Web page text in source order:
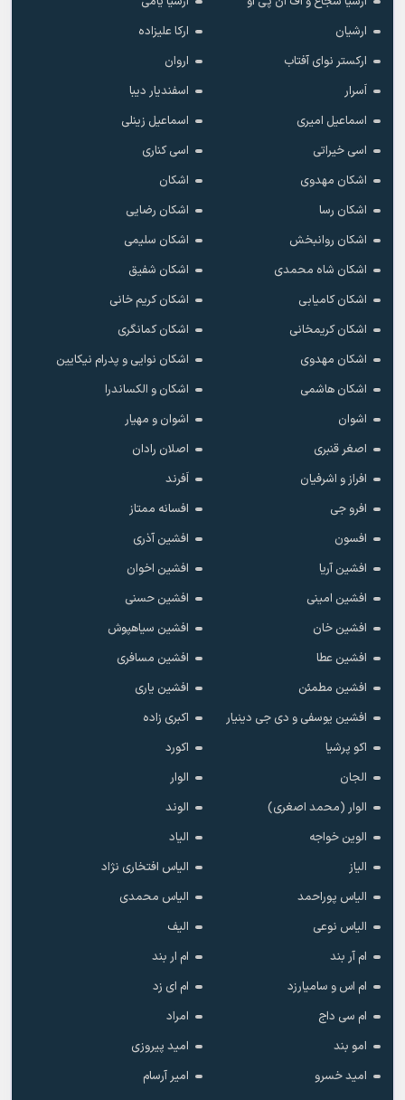
ارشیان
ارکا علیزاده
ارکستر نوای آفتاب
اروان
اَسرار
اسفندیار دیبا
اسماعیل امیری
اسماعیل زینلی
اسی خیراتی
اسی کناری
اشکان مهدوى
اشکان
اشکان رسا
اشکان رضایی
اشکان روانبخش
اشکان سلیمی
اشکان شاه محمدی
اشکان شفیق
اشکان کامیابی
اشکان کریم خانی
اشکان کریمخانی
اشکان کمانگری
اشکان مهدوی
اشکان نوایی و پدرام نیکایین
اشکان هاشمی
اشکان و الکساندرا
اشوان
اشوان و مهیار
اصغر قنبری
اصلان رادان
افراز و اشرفیان
اَفرند
افرو جی
افسانه ممتاز
افسون
افشین آذری
افشین آریا
افشین اخوان
افشین امینی
افشین حسنی
افشین خان
افشین سیاهپوش
افشین عطا
افشین مسافری
افشین مطمئن
افشین یاری
افشین یوسفی و دی جی دینیار
اکبری زاده
اکو پرشیا
اکورد
الجان
الوار
الوار (محمد اصغری)
الوند
الوین خواجه
الیاد
الیاز
الیاس افتخاری نژاد
الیاس پوراحمد
الیاس محمدی
الیاس نوعی
الیف
ام آر بند
ام ار بند
ام اس و سامیارزد
ام ای زد
ام سی داج
امراد
امو بند
امید پیروزی
امید خسرو
امیر آرسام